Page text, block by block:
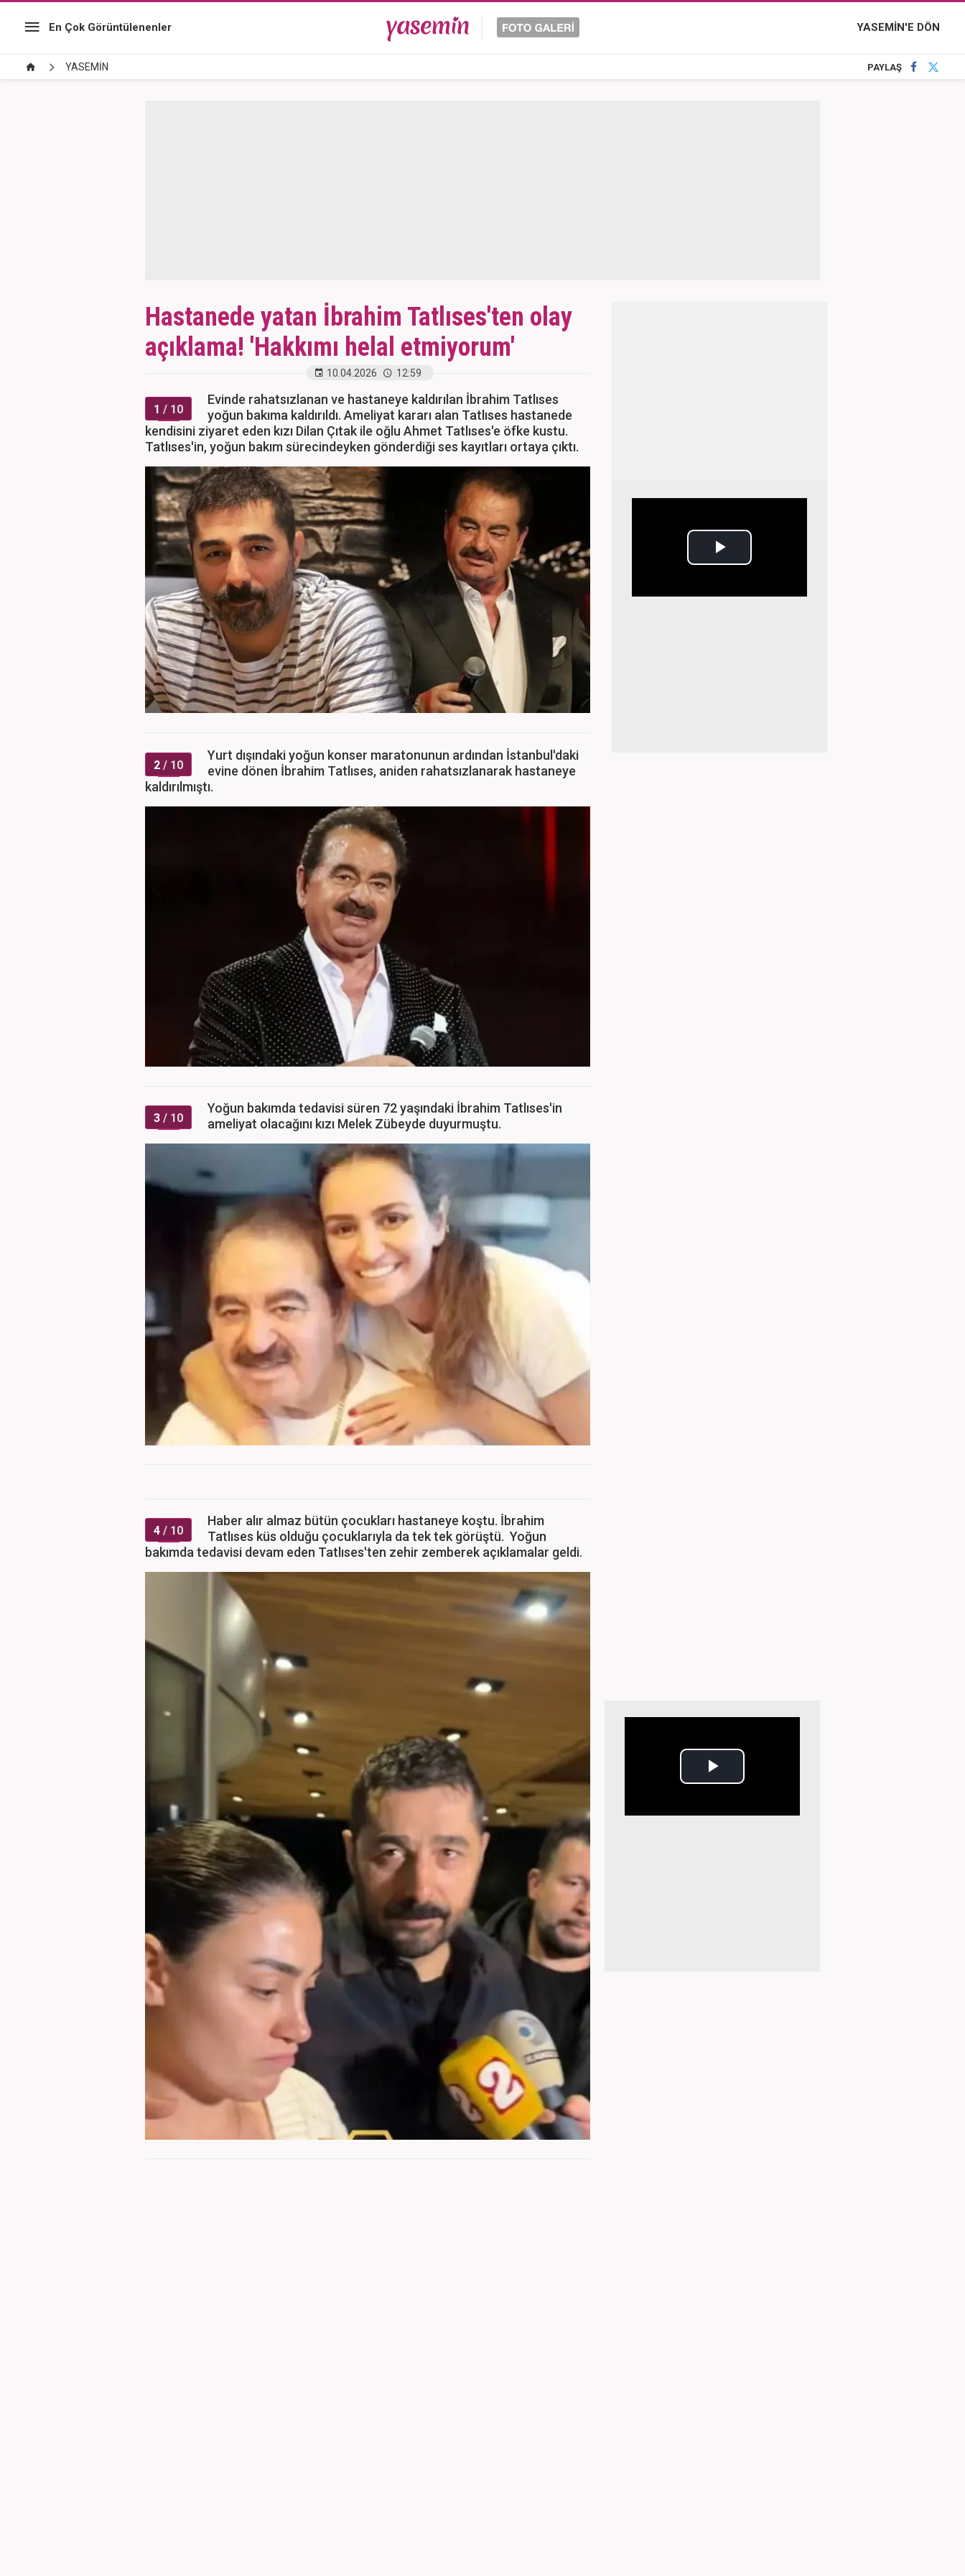
En Çok Görüntülenenler YASEMİN'E DÖN
YASEMİN PAYLAŞ
Hastanede yatan İbrahim Tatlıses'ten olay
açıklama! 'Hakkımı helal etmiyorum'
10.04.2026 12:59
1 / 10
Evinde rahatsızlanan ve hastaneye kaldırılan İbrahim Tatlıses
yoğun bakıma kaldırıldı. Ameliyat kararı alan Tatlıses hastanede
kendisini ziyaret eden kızı Dilan Çıtak ile oğlu Ahmet Tatlıses'e öfke kustu.
Tatlıses'in, yoğun bakım sürecindeyken gönderdiği ses kayıtları ortaya çıktı.
2 / 10
Yurt dışındaki yoğun konser maratonunun ardından İstanbul'daki
evine dönen İbrahim Tatlıses, aniden rahatsızlanarak hastaneye
kaldırılmıştı.
3 / 10
Yoğun bakımda tedavisi süren 72 yaşındaki İbrahim Tatlıses'in
ameliyat olacağını kızı Melek Zübeyde duyurmuştu.
4 / 10
Haber alır almaz bütün çocukları hastaneye koştu. İbrahim
Tatlıses küs olduğu çocuklarıyla da tek tek görüştü. Yoğun
bakımda tedavisi devam eden Tatlıses'ten zehir zemberek açıklamalar geldi.